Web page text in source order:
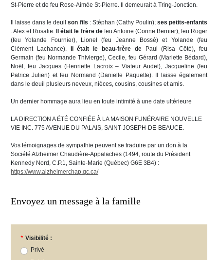
St-Pierre et de feu Rose-Aimée St-Pierre. Il demeurait à Tring-Jonction.
Il laisse dans le deuilson fils : Stéphan (Cathy Poulin);ses petits-enfants
: Alex et Rosalie.
Il était le frère de feu Antoine (Corine Bernier), feu Roger
(feu Yolande Fournier), Lionel (feu Jeanne Bossé) et Yolande (feu
Clément Lachance).Il était le beau-frère de
Paul (Risa Côté), feu
Germain (feu Normande Thivierge), Cecile, feu Gérard (Mariette Bédard),
Noël, feu Jacques (Henriette Lacroix – Viateur Audet), Jacqueline (feu
Patrice Julien) et feu Normand (Danielle Paquette). Il laisse également
dans le deuil plusieurs neveux, nièces, cousins, cousines et amis.
Un dernier hommage aura lieu en toute intimité à une date ultérieure
LA DIRECTION A ÉTÉ CONFIÉE À LA MAISON FUNÉRAIRE NOUVELLE
VIE INC. 775 AVENUE DU PALAIS, SAINT-JOSEPH-DE-BEAUCE.
Vos témoignages de sympathie peuvent se traduire par un don à la
Société Alzheimer Chaudière-Appalaches (1494, route du Président
Kennedy Nord, C.P.1, Sainte-Marie (Québec) G6E 3B4) :
https://www.alzheimerchap.qc.ca/
Envoyez un message à la famille
* Visibilité :
Privé